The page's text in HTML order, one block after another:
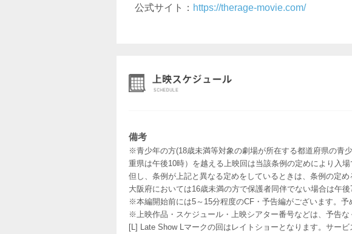
公式サイト： https://therage-movie.com/
備考
※青少年の方(18歳未満等対象の劇場が所在する都道府県の青
重県は午後10時）を越える上映回は当該条例の定めにより入場
但し、条例が上記と異なる定めをしているときは、条例の定め
大阪府においては16歳未満の方で保護者同伴でない場合は午
※本編開始前には5～15分程度のCF・予告編がございます。予
※上映作品・スケジュール・上映シアター番号などは、予告な
[L] Late Show Lマークの回はレイトショーとなります。サー